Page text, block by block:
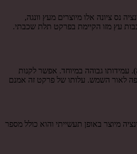
נס ציונה אלו מיוצרים מעץ וונגה,
עץ מזו הקיימת בפרקט תלת שכבתי.
עמידותו גבוהה במיוחד. אפשר לקנות
לאור השמש. עלותו של פרקט זה אמנם
מיוצר באופן תעשייתי והוא כולל מספר